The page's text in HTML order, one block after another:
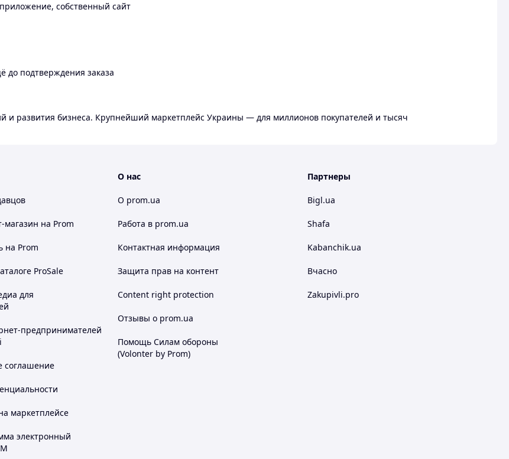
собственный сайт
до подтверждения заказа
и развития бизнеса. Крупнейший маркетплейс Украины — для миллионов покупателей и тысяч
магазин на Prom
на Prom
ProSale
для
предпринимателей
соглашение
маркетплейсе
электронный
О нас
О prom.ua
Работа в prom.ua
Контактная информация
Защита прав на контент
Content right protection
Отзывы о prom.ua
Помощь Силам обороны
(Volonter by Prom)
Партнеры
Bigl.ua
Shafa
Kabanchik.ua
Вчасно
Zakupivli.pro